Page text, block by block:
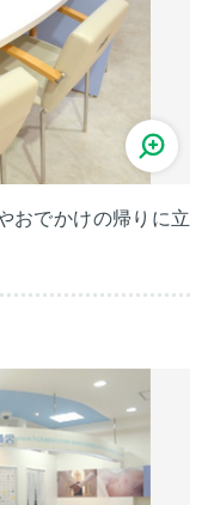
おでかけの帰りに立